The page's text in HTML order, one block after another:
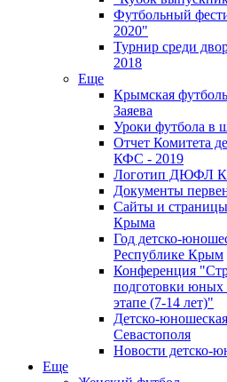
Футбольный
2020"
Турнир среди
2018
Еще
Крымская
Заяева
Уроки футбола в
Отчет Комитета
КФС - 2019
Логотип ДЮФЛ
Документы
Сайты и
Крыма
Год детско-
Республике Крым
Конференция
подготовки юных
этапе (7-14 лет)"
Детско-
Севастополя
Новости детско-
Еще